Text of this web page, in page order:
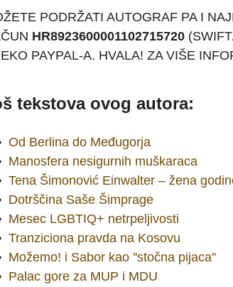
PODRŽATI AUTOGRAF PA I
HR8923600001102715720
PAYPAL-A. HVALA! ZA VIŠE
tekstova ovog autora:
Od Berlina do Međugorja
Manosfera nesigurnih muškaraca
Tena Šimonović Einwalter – žena
Dotrščina Saše Šimprage
Mesec LGBTIQ+ netrpeljivosti
Tranziciona pravda na Kosovu
Možemo! i Sabor kao ''stočna pijaca''
Palac gore za MUP i MDU